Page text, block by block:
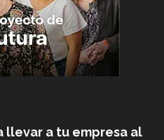
llevar a tu empresa al